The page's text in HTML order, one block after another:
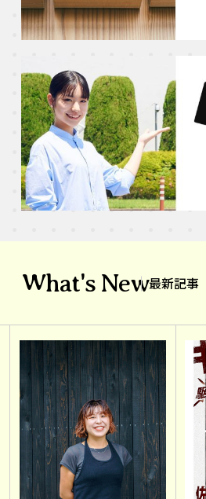
What's New最新記事